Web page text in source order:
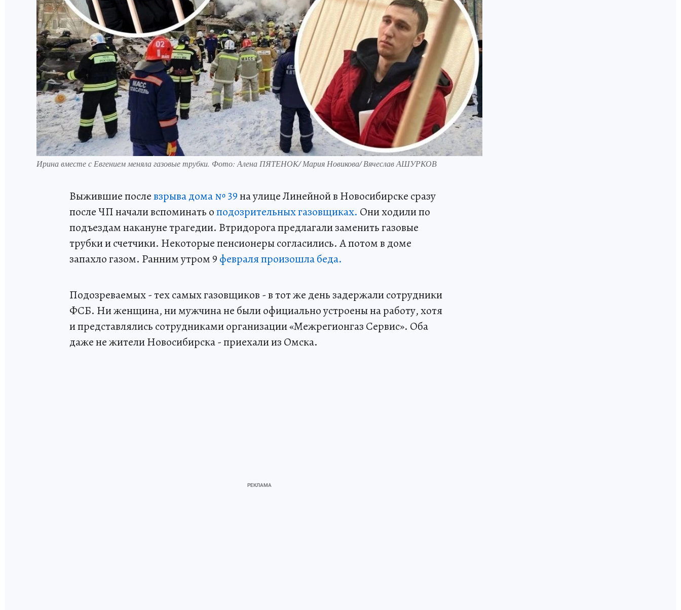
Ирина вместе с Евгением меняла газовые трубки. Фото: Алена ПЯТЕНОК/ Мария Новикова/ Вячеслав АШУРКОВ
Выжившие послевзрыва дома № 39на улице Линейной в Новосибирске сразу
после ЧП начали вспоминать оподозрительных газовщиках. Они ходили по
подъездам накануне трагедии. Втридорога предлагали заменить газовые
трубки и счетчики. Некоторые пенсионеры согласились. А потом в доме
запахло газом. Ранним утром 9 февраля произошла беда.
Подозреваемых - тех самых газовщиков - в тот же день задержали сотрудники
ФСБ. Ни женщина, ни мужчина не были официально устроены на работу, хотя
и представлялись сотрудниками организации «Межрегионгаз Сервис». Оба
даже не жители Новосибирска - приехали из Омска.